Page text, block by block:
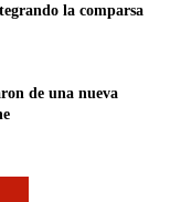
la comparsa
de una nueva